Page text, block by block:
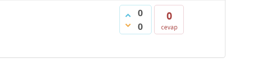
0
0
0
cevap